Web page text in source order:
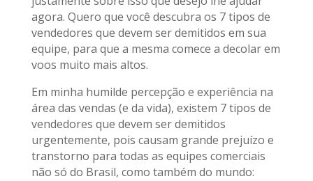
agora. Quero que você descubra os 7 tipos de
vendedores que devem ser demitidos em sua
equipe, para que a mesma comece a decolar em
voos muito mais altos.
Em minha humilde percepção e experiência na
área das vendas (e da vida), existem 7 tipos de
vendedores que devem ser demitidos
urgentemente, pois causam grande prejuízo e
transtorno para todas as equipes comerciais
não só do Brasil, como também do mundo: